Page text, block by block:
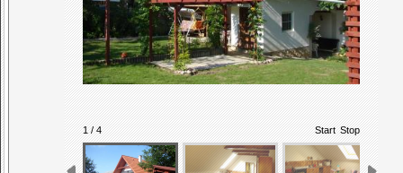
1 / 4 Start Stop